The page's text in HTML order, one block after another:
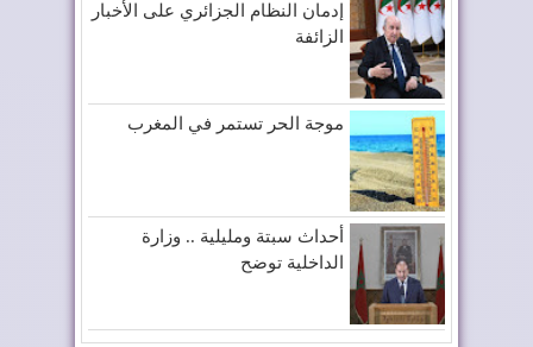
إدمان النظام الجزائري على الأخبار
الزائفة
موجة الحر تستمر في المغرب
أحداث سبتة ومليلية .. وزارة
الداخلية توضح